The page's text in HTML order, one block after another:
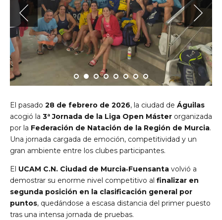
El pasado 28 de febrero de 2026, la ciudad de Águilas
acogió la 3ª Jornada de la Liga Open Máster organizada
por la Federación de Natación de la Región de Murcia.
Una jornada cargada de emoción, competitividad y un
gran ambiente entre los clubes participantes.
El UCAM C.N. Ciudad de Murcia‑Fuensanta volvió a
demostrar su enorme nivel competitivo al finalizar en
segunda posición en la clasificación general por
puntos, quedándose a escasa distancia del primer puesto
tras una intensa jornada de pruebas.